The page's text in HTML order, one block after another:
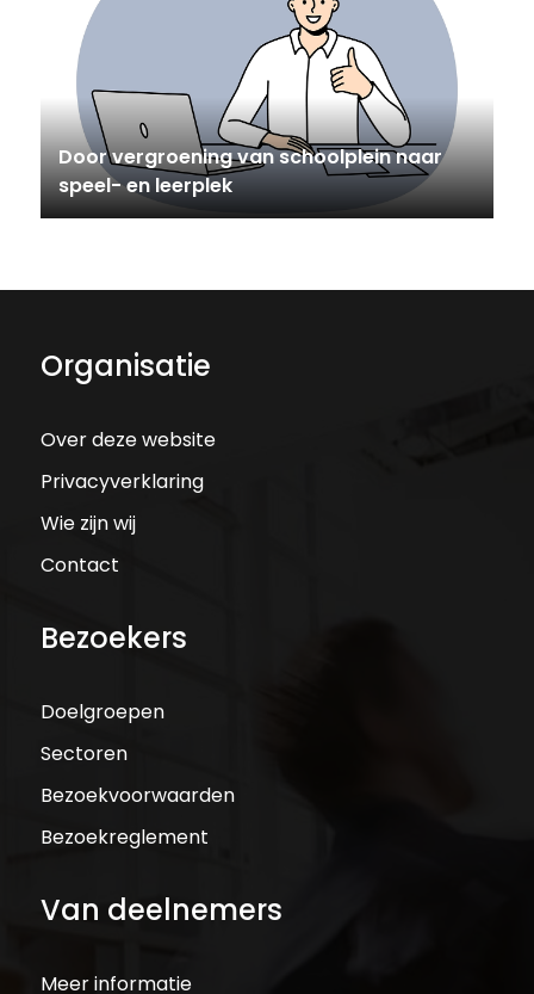
Door vergroening van schoolplein naar
speel- en leerplek
Organisatie
Over deze website
Privacyverklaring
Wie zijn wij
Contact
Bezoekers
Doelgroepen
Sectoren
Bezoekvoorwaarden
Bezoekreglement
Van deelnemers
Meer informatie